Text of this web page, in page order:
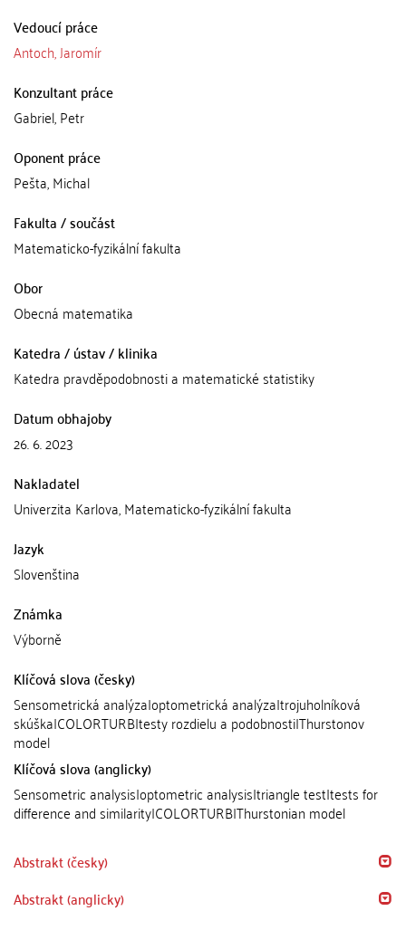
Vedoucí práce
Antoch, Jaromír
Konzultant práce
Gabriel, Petr
Oponent práce
Pešta, Michal
Fakulta / součást
Matematicko-fyzikální fakulta
Obor
Obecná matematika
Katedra / ústav / klinika
Katedra pravděpodobnosti a matematické statistiky
Datum obhajoby
26. 6. 2023
Nakladatel
Univerzita Karlova, Matematicko-fyzikální fakulta
Jazyk
Slovenština
Známka
Výborně
Klíčová slova (česky)
Sensometrická analýza|optometrická analýza|trojuholníková
skúška|COLORTURB|testy rozdielu a podobnosti|Thurstonov
model
Klíčová slova (anglicky)
Sensometric analysis|optometric analysis|triangle test|tests for
difference and similarity|COLORTURB|Thurstonian model
Abstrakt (česky)
Abstrakt (anglicky)